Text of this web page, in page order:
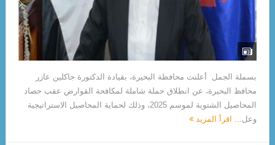
بسملة الجمل أعلنت محافظة البحيرة، بقيادة الدكتورة جاكلين عازر
محافظ البحيرة، عن انطلاق حملة شاملة لمكافحة القوارض عقب حصاد
المحاصيل الشتوية لموسم 2025، وذلك لحماية المحاصيل الاستراتيجية
وعل... اقرأ المزيد